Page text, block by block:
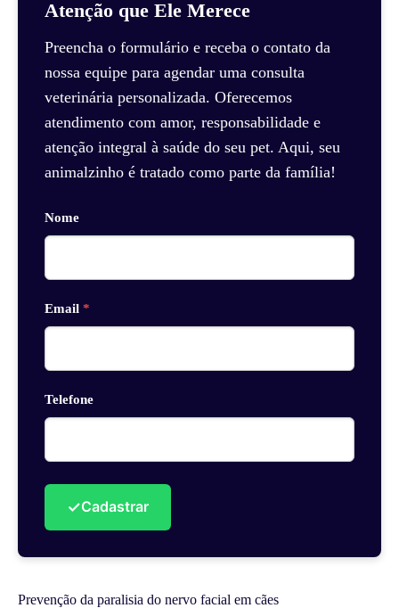
Atenção que Ele Merece
Preencha o formulário e receba o contato da
nossa equipe para agendar uma consulta
veterinária personalizada. Oferecemos
atendimento com amor, responsabilidade e
atenção integral à saúde do seu pet. Aqui, seu
animalzinho é tratado como parte da família!
Nome
Email *
Telefone
✓Cadastrar
Prevenção da paralisia do nervo facial em cães